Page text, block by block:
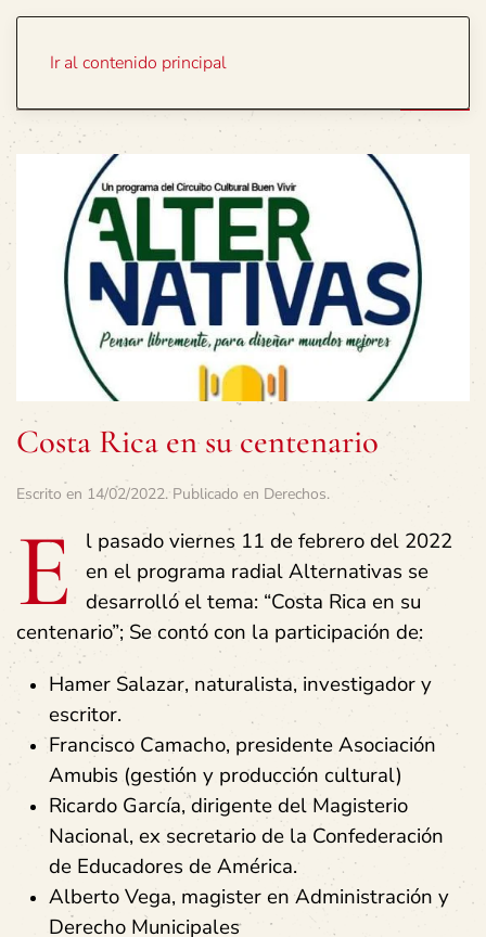
Ir al contenido principal
Costa Rica en su centenario
Escrito en 14/02/2022. Publicado en Derechos.
E
l pasado viernes 11 de febrero del 2022
en el programa radial Alternativas se
desarrolló el tema: “Costa Rica en su
centenario”; Se contó con la participación de:
Hamer Salazar, naturalista, investigador y
escritor.
Francisco Camacho, presidente Asociación
Amubis (gestión y producción cultural)
Ricardo García, dirigente del Magisterio
Nacional, ex secretario de la Confederación
de Educadores de América.
Alberto Vega, magister en Administración y
Derecho Municipales